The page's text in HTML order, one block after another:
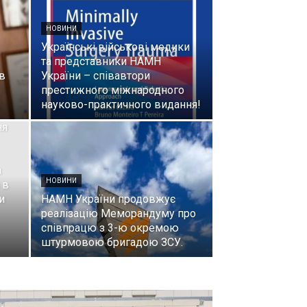
НОВИНИ
Українські військові медики
та представники НАМН
України – співавтори
престижного міжнародного
науково-практичного видання!
в
НОВИНИ
НАМН України продовжує
реалізацію Меморандуму про
співпрацю з 3-ю окремою
штурмовою бригадою ЗСУ.